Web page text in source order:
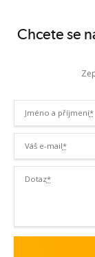
Chcete se
Jméno a příjmení*
Váš e-mail*
Dotaz*